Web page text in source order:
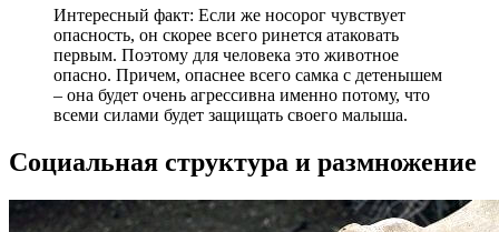
Интересный факт: Если же носорог чувствует
опасность, он скорее всего ринется атаковать
первым. Поэтому для человека это животное
опасно. Причем, опаснее всего самка с детенышем
– она будет очень агрессивна именно потому, что
всеми силами будет защищать своего малыша.
Социальная структура и размножение